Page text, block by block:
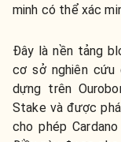
minh có thể xác
Đây là nền tảng
cơ sở nghiên cứu
dựng trên
Stake và được
cho phép